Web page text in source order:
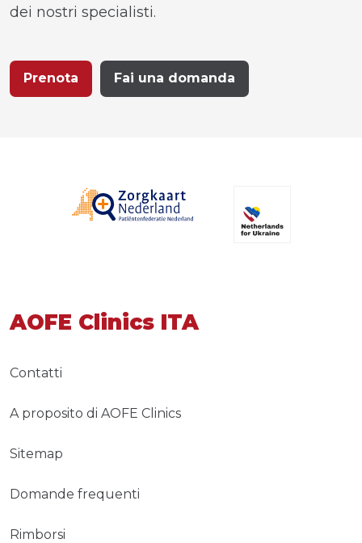
dei nostri specialisti.
Prenota Fai una domanda
AOFE Clinics ITA
Contatti
A proposito di AOFE Clinics
Sitemap
Domande frequenti
Rimborsi